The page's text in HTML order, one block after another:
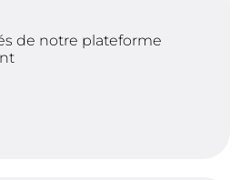
de notre plateforme